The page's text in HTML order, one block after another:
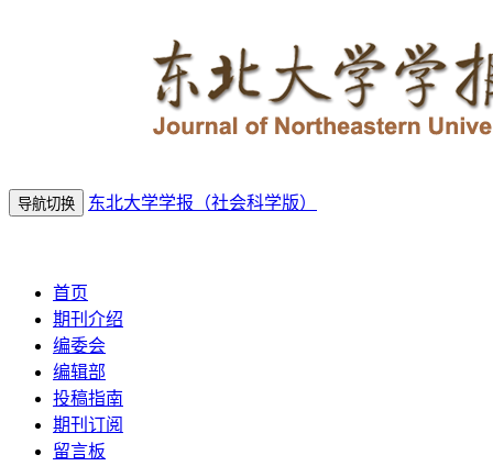
导航切换 东北大学学报（社会科学版）
首页
期刊介绍
编委会
编辑部
投稿指南
期刊订阅
留言板